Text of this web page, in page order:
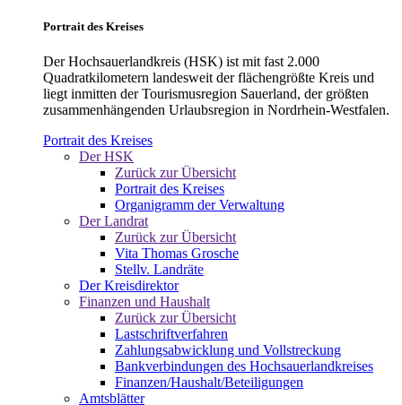
Portrait des Kreises
Der Hochsauerlandkreis (HSK) ist mit fast 2.000
Quadratkilometern landesweit der flächengrößte Kreis und
liegt inmitten der Tourismusregion Sauerland, der größten
zusammenhängenden Urlaubsregion in Nordrhein-Westfalen.
Portrait des Kreises
Der HSK
Zurück zur Übersicht
Portrait des Kreises
Organigramm der Verwaltung
Der Landrat
Zurück zur Übersicht
Vita Thomas Grosche
Stellv. Landräte
Der Kreisdirektor
Finanzen und Haushalt
Zurück zur Übersicht
Lastschriftverfahren
Zahlungsabwicklung und Vollstreckung
Bankverbindungen des Hochsauerlandkreises
Finanzen/Haushalt/Beteiligungen
Amtsblätter